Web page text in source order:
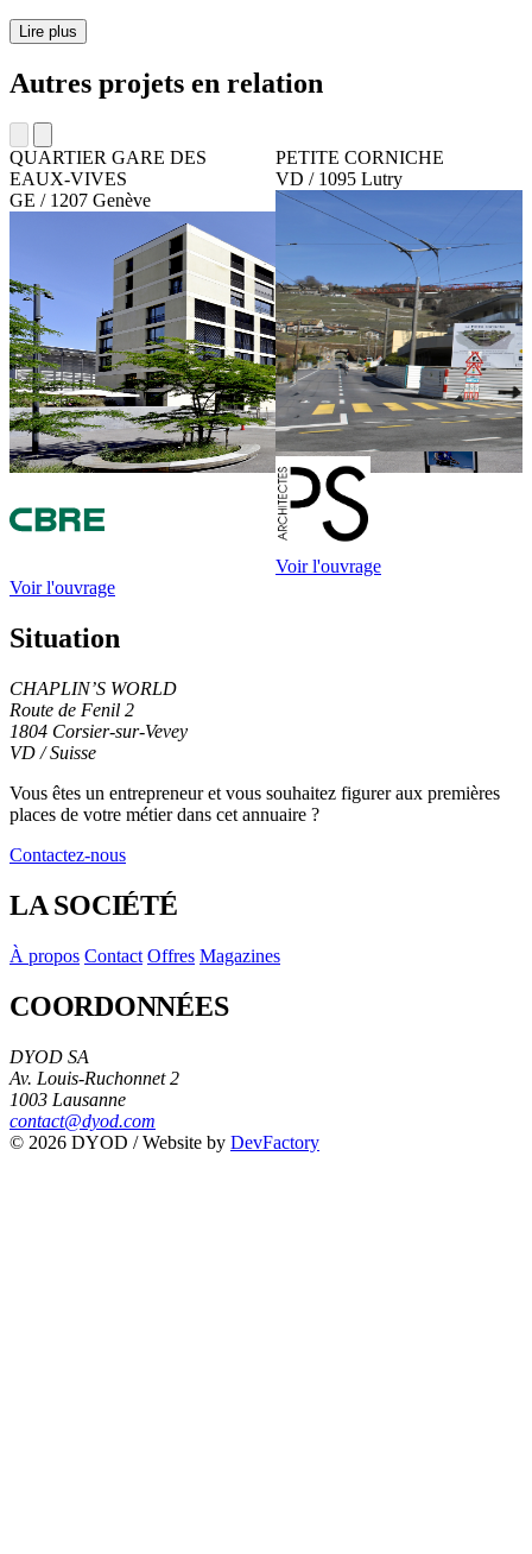
Lire plus
Autres projets en relation
QUARTIER GARE DES
EAUX-VIVES
GE / 1207 Genève
Voir l'ouvrage
PETITE CORNICHE
VD / 1095 Lutry
Voir l'ouvrage
Situation
CHAPLIN’S WORLD
Route de Fenil 2
1804 Corsier-sur-Vevey
VD / Suisse
+
Vous êtes un entrepreneur et vous souhaitez figureraux premières
places de votre métierdans cet annuaire ?
Contactez-nous
LA SOCIÉTÉ
À propos Contact Offres Magazines
COORDONNÉES
DYOD SA
Av. Louis-Ruchonnet 2
1003 Lausanne
contact@dyod.com
© 2026 DYOD / Website by DevFactory